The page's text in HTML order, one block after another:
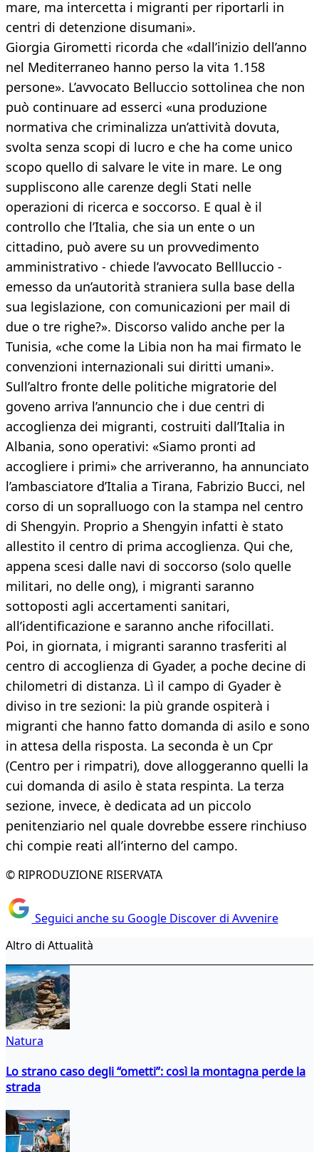
mare, ma intercetta i migranti per riportarli in
centri di detenzione disumani».
Giorgia Girometti ricorda che «dall’inizio dell’anno
nel Mediterraneo hanno perso la vita 1.158
persone». L’avvocato Belluccio sottolinea che non
può continuare ad esserci «una produzione
normativa che criminalizza un’attività dovuta,
svolta senza scopi di lucro e che ha come unico
scopo quello di salvare le vite in mare. Le ong
suppliscono alle carenze degli Stati nelle
operazioni di ricerca e soccorso. E qual è il
controllo che l’Italia, che sia un ente o un
cittadino, può avere su un provvedimento
amministrativo - chiede l’avvocato Bellluccio -
emesso da un’autorità straniera sulla base della
sua legislazione, con comunicazioni per mail di
due o tre righe?». Discorso valido anche per la
Tunisia, «che come la Libia non ha mai firmato le
convenzioni internazionali sui diritti umani».
Sull’altro fronte delle politiche migratorie del
goveno arriva l’annuncio che i due centri di
accoglienza dei migranti, costruiti dall’Italia in
Albania, sono operativi: «Siamo pronti ad
accogliere i primi» che arriveranno, ha annunciato
l’ambasciatore d’Italia a Tirana, Fabrizio Bucci, nel
corso di un sopralluogo con la stampa nel centro
di Shengyin. Proprio a Shengyin infatti è stato
allestito il centro di prima accoglienza. Qui che,
appena scesi dalle navi di soccorso (solo quelle
militari, no delle ong), i migranti saranno
sottoposti agli accertamenti sanitari,
all’identificazione e saranno anche rifocillati.
Poi, in giornata, i migranti saranno trasferiti al
centro di accoglienza di Gyader, a poche decine di
chilometri di distanza. Lì il campo di Gyader è
diviso in tre sezioni: la più grande ospiterà i
migranti che hanno fatto domanda di asilo e sono
in attesa della risposta. La seconda è un Cpr
(Centro per i rimpatri), dove alloggeranno quelli la
cui domanda di asilo è stata respinta. La terza
sezione, invece, è dedicata ad un piccolo
penitenziario nel quale dovrebbe essere rinchiuso
chi compie reati all’interno del campo.
© RIPRODUZIONE RISERVATA
Seguici anche su Google Discover di Avvenire
Altro di Attualità
Natura
Lo strano caso degli “ometti”: così la montagna perde la
strada